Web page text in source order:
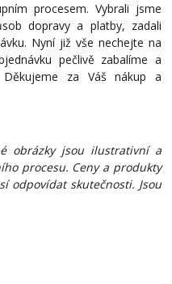
procesem. Vybrali jsme
dopravy a platby, zadali
Nyní již vše nechejte na
pečlivě zabalíme a
za Váš nákup a
obrázky jsou ilustrativní a
procesu. Ceny a produkty
odpovídat skutečnosti. Jsou